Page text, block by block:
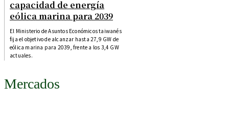
capacidad de energía
eólica marina para 2039
El Ministerio de Asuntos Económicos taiwanés
fija el objetivo de alcanzar hasta 27,9 GW de
eólica marina para 2039, frente a los 3,4 GW
actuales.
Mercados